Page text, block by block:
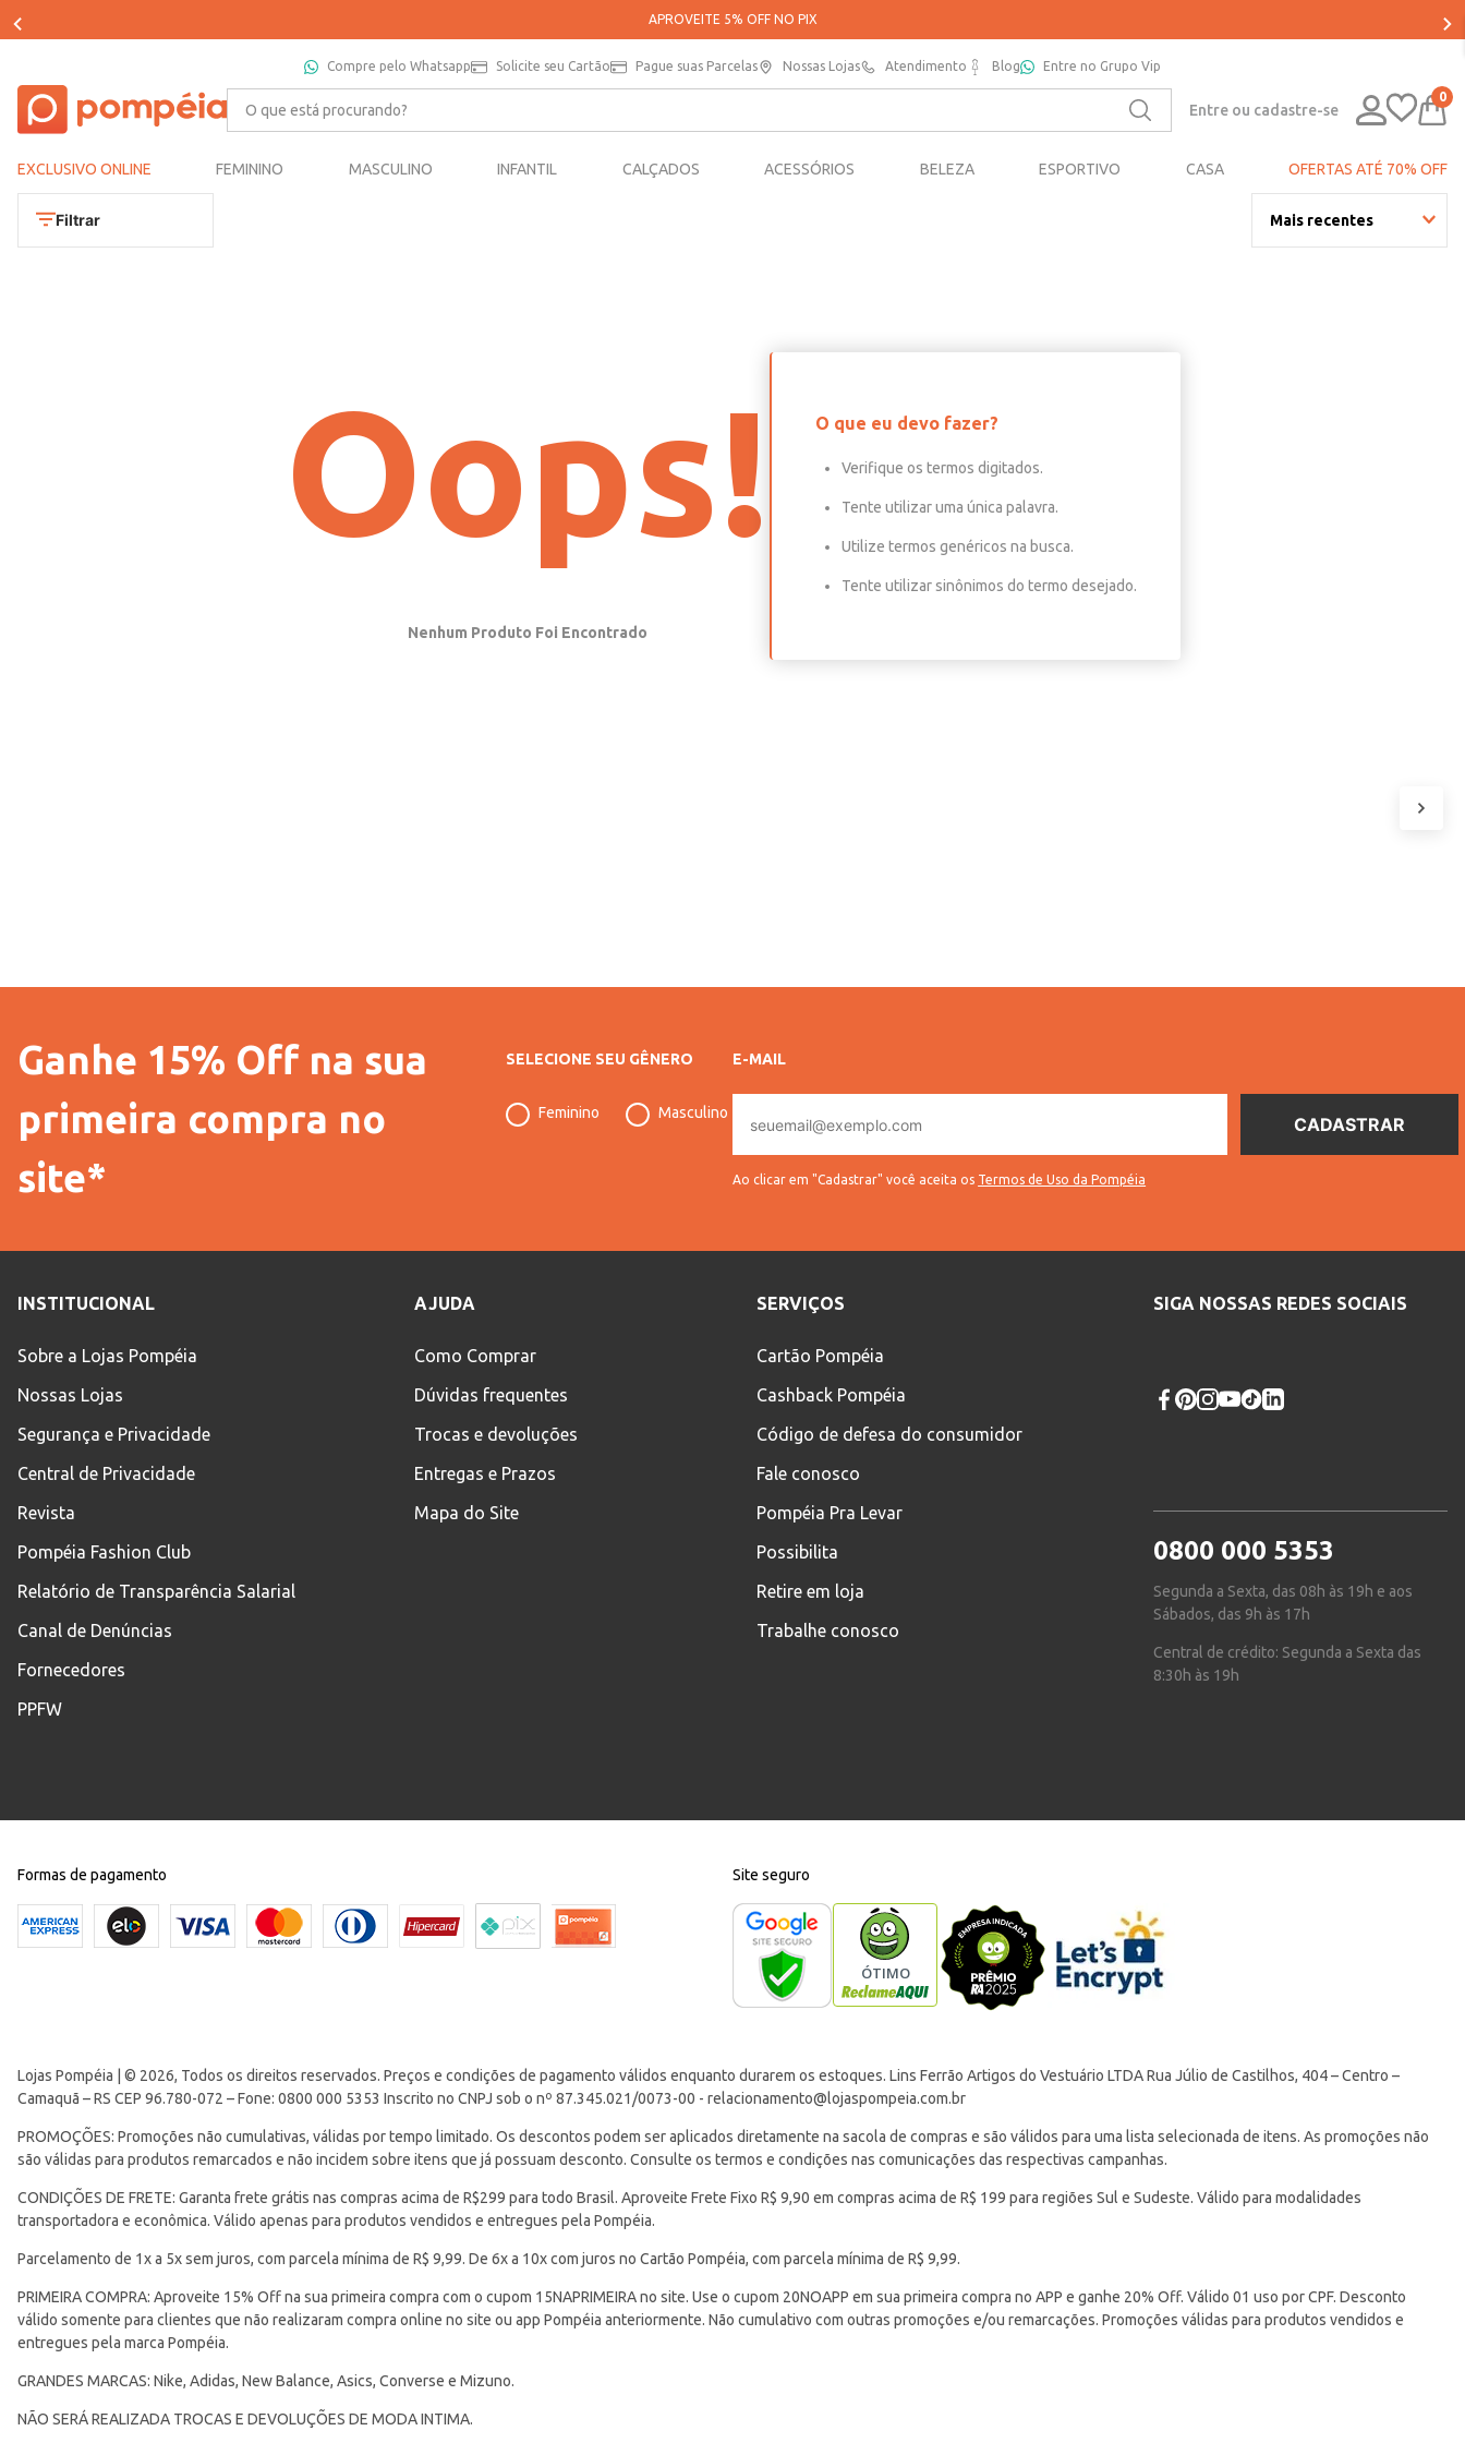
APROVEITE 5% OFF NO PIX
Compre pelo Whatsapp Solicite seu Cartão Pague suas Parcelas Nossas Lojas Atendimento Blog Entre no Grupo Vip
O que está procurando?
Entre ou cadastre-se
0
EXCLUSIVO ONLINE FEMININO MASCULINO INFANTIL CALÇADOS ACESSÓRIOS BELEZA ESPORTIVO CASA OFERTAS ATÉ 70% OFF
Filtrar Mais recentes
Oops! O que eu devo fazer?
Verifique os termos digitados.
Tente utilizar uma única palavra.
Utilize termos genéricos na busca.
Tente utilizar sinônimos do termo desejado.
Ganhe 15% Off na sua
primeira compra no
site*
SELECIONE SEU GÊNERO
Feminino Masculino
E-MAIL
mail
Ao clicar em "Cadastrar" você aceita os Termos de Uso da Pompéia
INSTITUCIONAL
Sobre a Lojas Pompéia
Nossas Lojas
Segurança e Privacidade
Central de Privacidade
Revista
Pompéia Fashion Club
Relatório de Transparência Salarial
Canal de Denúncias
Fornecedores
PPFW
AJUDA
Como Comprar
Dúvidas frequentes
Trocas e devoluções
Entregas e Prazos
Mapa do Site
SERVIÇOS
Cartão Pompéia
Cashback Pompéia
Código de defesa do consumidor
Fale conosco
Pompéia Pra Levar
Possibilita
Retire em loja
Trabalhe conosco
SIGA NOSSAS REDES SOCIAIS
0800 000 5353
Segunda a Sexta, das 08h às 19h e aos
Sábados, das 9h às 17h
Central de crédito: Segunda a Sexta das
8:30h às 19h
Formas de pagamento Site seguro
Lojas Pompéia | © 2026, Todos os direitos reservados. Preços e condições de pagamento válidos enquanto durarem os estoques. Lins Ferrão Artigos do Vestuário LTDA Rua Júlio de Castilhos, 404 – Centro –
Camaquã – RS CEP 96.780-072 – Fone: 0800 000 5353 Inscrito no CNPJ sob o nº 87.345.021/0073-00 - relacionamento@lojaspompeia.com.br
PROMOÇÕES: Promoções não cumulativas, válidas por tempo limitado. Os descontos podem ser aplicados diretamente na sacola de compras e são válidos para uma lista selecionada de itens. As promoções não
são válidas para produtos remarcados e não incidem sobre itens que já possuam desconto. Consulte os termos e condições nas comunicações das respectivas campanhas.
CONDIÇÕES DE FRETE: Garanta frete grátis nas compras acima de R$299 para todo Brasil. Aproveite Frete Fixo R$ 9,90 em compras acima de R$ 199 para regiões Sul e Sudeste. Válido para modalidades
transportadora e econômica. Válido apenas para produtos vendidos e entregues pela Pompéia.
Parcelamento de 1x a 5x sem juros, com parcela mínima de R$ 9,99. De 6x a 10x com juros no Cartão Pompéia, com parcela mínima de R$ 9,99.
PRIMEIRA COMPRA: Aproveite 15% Off na sua primeira compra com o cupom 15NAPRIMEIRA no site. Use o cupom 20NOAPP em sua primeira compra no APP e ganhe 20% Off. Válido 01 uso por CPF. Desconto
válido somente para clientes que não realizaram compra online no site ou app Pompéia anteriormente. Não cumulativo com outras promoções e/ou remarcações. Promoções válidas para produtos vendidos e
entregues pela marca Pompéia.
GRANDES MARCAS: Nike, Adidas, New Balance, Asics, Converse e Mizuno.
NÃO SERÁ REALIZADA TROCAS E DEVOLUÇÕES DE MODA INTIMA.